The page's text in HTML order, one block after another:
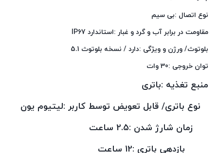
نوع اتصال :بی‌ سیم
مقاومت در برابر آب و گرد و غبار :استاندارد IP67
بلوتوث/ ورژن و ویژگی :دارد / نسخه بلوتوث 5.1
توان خروجی :30 وات
منبع تغذیه :باتری
نوع باتری/ قابل تعویض توسط کاربر :لیتیوم یون
زمان شارژ شدن :2.5 ساعت
بازدهی باتری :12 ساعت